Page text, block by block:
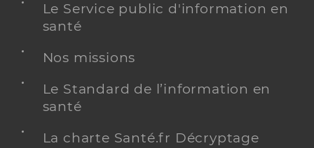
Le Service public d'information en
santé
Nos missions
Le Standard de l’information en
santé
La charte Santé.fr Décryptage